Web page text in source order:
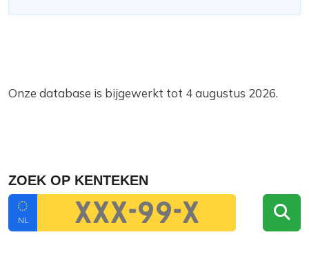
Onze database is bijgewerkt tot 4 augustus 2026.
ZOEK OP KENTEKEN
NL